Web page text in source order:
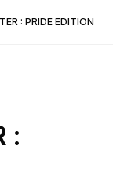
: PRIDE EDITION
: